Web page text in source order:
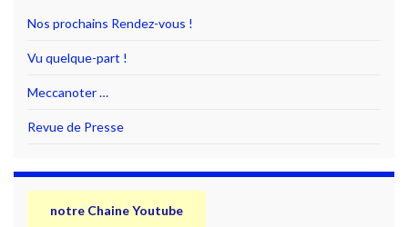
Nos prochains Rendez-vous !
Vu quelque-part !
Meccanoter …
Revue de Presse
notre Chaine Youtube